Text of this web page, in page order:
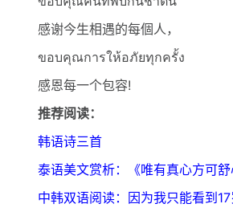
感谢今生相遇的每個人，
ขอบคุณการให้อภัยทุกครั้ง
感恩每一个包容!
推荐阅读：
韩语诗三首
泰语美文赏析：《唯有真心方可舒
中韩双语阅读：因为我只能看到